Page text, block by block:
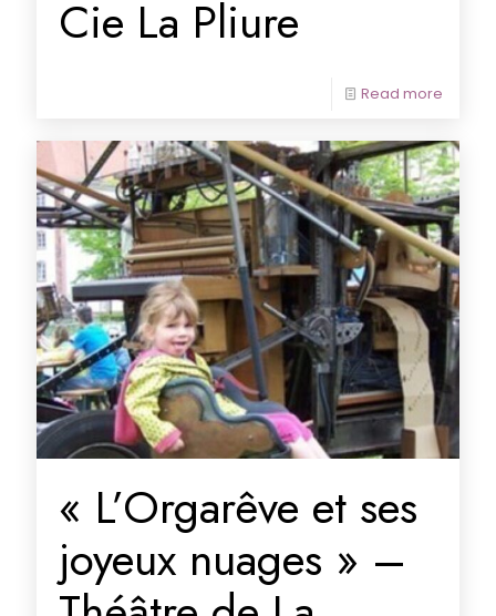
Cie La Pliure
Read more
« L’Orgarêve et ses
joyeux nuages » –